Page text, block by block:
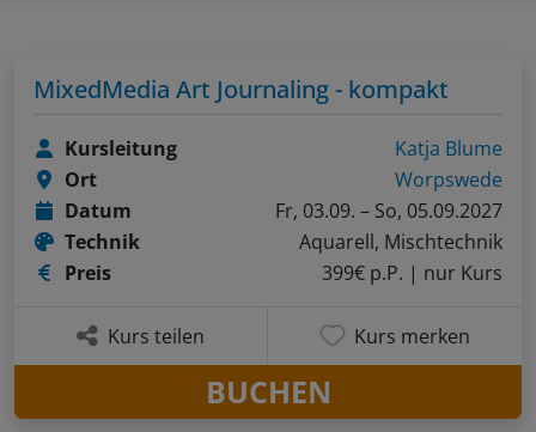
MixedMedia Art Journaling - kompakt
Kursleitung
Katja Blume
Ort
Worpswede
Datum
Fr, 03.09. – So, 05.09.2027
Technik
Aquarell, Mischtechnik
Preis
399€ p.P. | nur Kurs
Kurs teilen Kurs merken
BUCHEN